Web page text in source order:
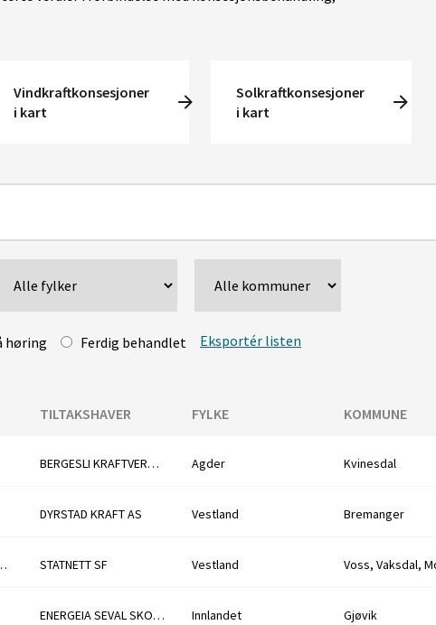
Vindkraftkonsesjoner
i kart
Solkraftkonsesjoner
i kart
høring Ferdig behandlet Eksportér listen
TILTAKSHAVER FYLKE KOMMUNE
BERGESLI KRAFTVERK AS Agder Kvinesdal
DYRSTAD KRAFT AS Vestland Bremanger
- Modalen STATNETT SF Vestland
ENERGEIA SEVAL SKOG AS Innlandet Gjøvik